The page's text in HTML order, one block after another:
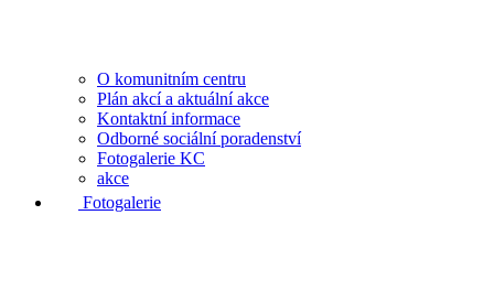
O komunitním centru
Plán akcí a aktuální akce
Kontaktní informace
Odborné sociální poradenství
Fotogalerie KC
akce
Fotogalerie